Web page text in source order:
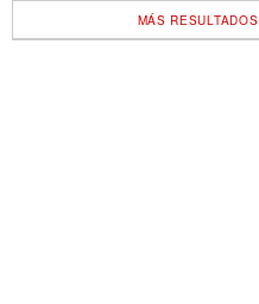
MÁS RESULTADOS